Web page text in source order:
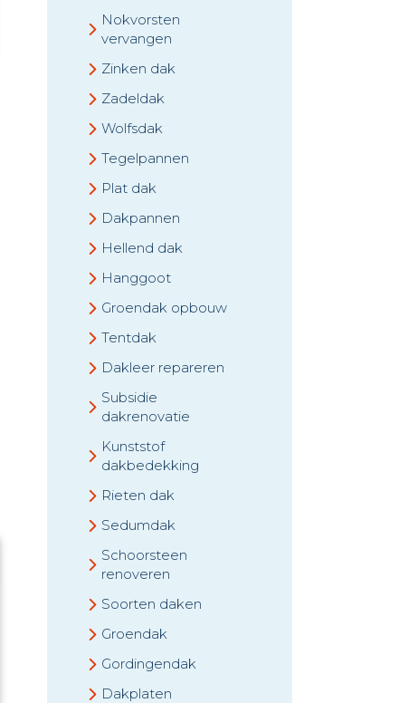
Nokvorsten
vervangen
Zinken dak
Zadeldak
Wolfsdak
Tegelpannen
Plat dak
Dakpannen
Hellend dak
Hanggoot
Groendak opbouw
Tentdak
Dakleer repareren
Subsidie
dakrenovatie
Kunststof
dakbedekking
Rieten dak
Sedumdak
Schoorsteen
renoveren
Soorten daken
Groendak
Gordingendak
Dakplaten